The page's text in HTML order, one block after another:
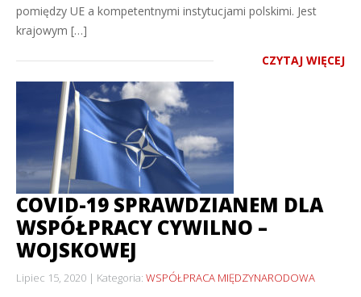
pomiędzy UE a kompetentnymi instytucjami polskimi. Jest
krajowym […]
CZYTAJ WIĘCEJ
COVID-19 SPRAWDZIANEM DLA
WSPÓŁPRACY CYWILNO –
WOJSKOWEJ
Lipiec 15, 2020 Kategoria: WSPÓŁPRACA MIĘDZYNARODOWA